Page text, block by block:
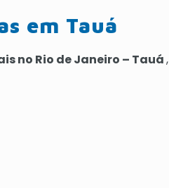
em Tauá
no Rio de Janeiro – Tauá,